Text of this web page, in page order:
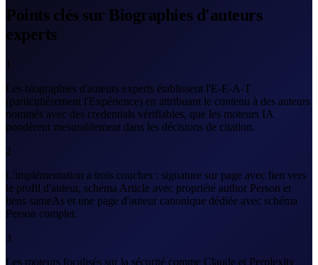
Points clés sur Biographies d'auteurs
experts
1
Les biographies d'auteurs experts établissent l'E-E-A-T
(particulièrement l'Expérience) en attribuant le contenu à des auteurs
nommés avec des credentials vérifiables, que les moteurs IA
pondèrent mesurablement dans les décisions de citation.
2
L'implémentation a trois couches : signature sur page avec lien vers
le profil d'auteur, schéma Article avec propriété author Person et
liens sameAs et une page d'auteur canonique dédiée avec schéma
Person complet.
3
Les moteurs focalisés sur la sécurité comme Claude et Perplexity